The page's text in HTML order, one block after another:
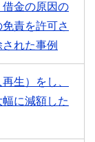
借金の原因の
責を許可さ
れた事例
生）をし、
に減額した